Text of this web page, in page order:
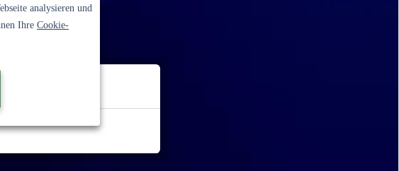
analysieren und
Ihre Cookie-